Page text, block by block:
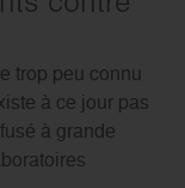
trop peu connu
à ce jour pas
à grande